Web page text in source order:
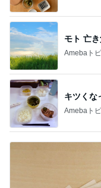
モト 亡
Amebaト
キツくな
Amebaト